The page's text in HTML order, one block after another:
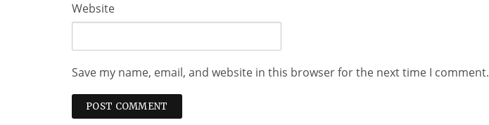
Website
Save my name, email, and website in this browser for the next time I comment.